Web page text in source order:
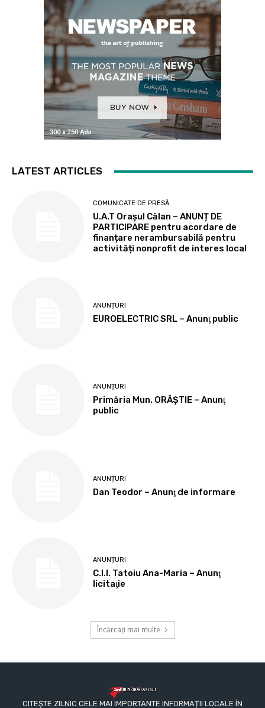
LATEST ARTICLES
COMUNICATE DE PRESĂ
U.A.T Orașul Călan – ANUNȚ DE
PARTICIPARE pentru acordare de
finanțare nerambursabilă pentru
activități nonprofit de interes local
ANUNȚURI
EUROELECTRIC SRL – Anunţ public
ANUNȚURI
Primăria Mun. ORĂȘTIE – Anunţ
public
ANUNȚURI
Dan Teodor – Anunţ de informare
ANUNȚURI
C.I.I. Tatoiu Ana-Maria – Anunţ
licitaţie
Încărcați mai multe
CITEȘTE ZILNIC CELE MAI IMPORTANTE INFORMAȚII LOCALE ÎN